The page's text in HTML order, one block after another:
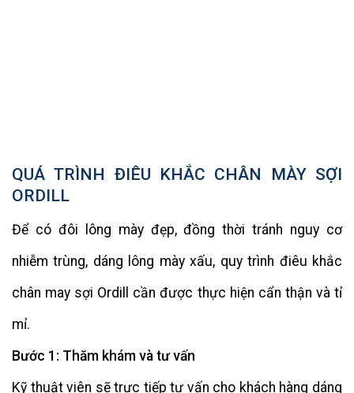
QUÁ TRÌNH ĐIÊU KHẮC CHÂN MÀY SỢI
ORDILL
Để có đôi lông mày đẹp, đồng thời tránh nguy cơ
nhiễm trùng, dáng lông mày xấu, quy trình điêu khắc
chân may sợi Ordill cần được thực hiện cẩn thận và tỉ
mỉ.
Bước 1: Thăm khám và tư vấn
Kỹ thuật viên sẽ trực tiếp tư vấn cho khách hàng dáng